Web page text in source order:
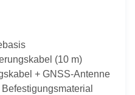
(10 m)
+ GNSS-Antenne